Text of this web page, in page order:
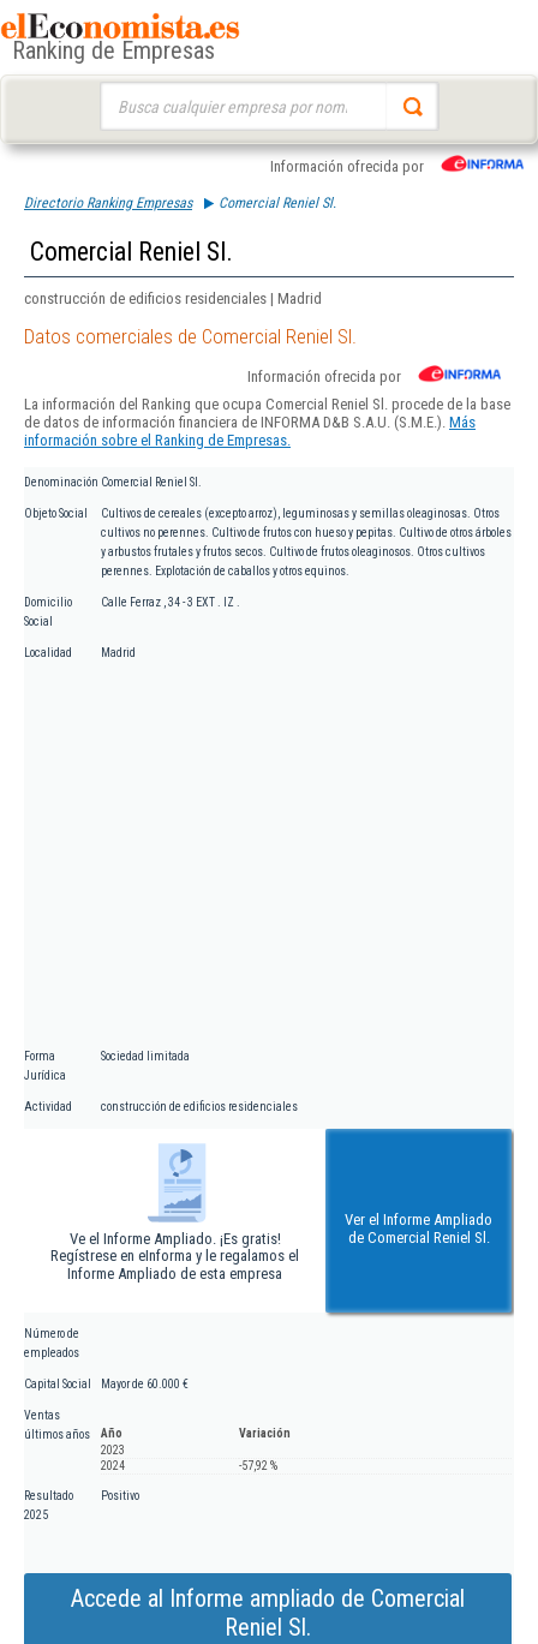
Ranking de Empresas
Información ofrecida por
Directorio Ranking Empresas Comercial Reniel Sl.
Comercial Reniel Sl.
construcción de edificios residenciales | Madrid
Datos comerciales de Comercial Reniel Sl.
Información ofrecida por
La información del Ranking que ocupa Comercial Reniel Sl. procede de la base
de datos de información financiera de INFORMA D&B S.A.U. (S.M.E.). Más
información sobre el Ranking de Empresas.
Denominación Comercial Reniel Sl.
Objeto Social
Cultivos de cereales (excepto arroz), leguminosas y semillas oleaginosas. Otros
cultivos no perennes. Cultivo de frutos con hueso y pepitas. Cultivo de otros árboles
y arbustos frutales y frutos secos. Cultivo de frutos oleaginosos. Otros cultivos
perennes. Explotación de caballos y otros equinos.
Domicilio
Social
Calle Ferraz , 34 - 3 EXT . IZ .
Localidad Madrid
Forma
Jurídica
Sociedad limitada
Actividad construcción de edificios residenciales
Ve el Informe Ampliado. ¡Es gratis!
Regístrese en eInforma y le regalamos el
Informe Ampliado de esta empresa
Ver el Informe Ampliado
de Comercial Reniel Sl.
Número de
empleados
Capital Social Mayor de 60.000 €
Ventas
últimos años
Año
Variación
2023
2024
-57,92 %
Resultado
2025
Positivo
Accede al Informe ampliado de Comercial
Reniel Sl.